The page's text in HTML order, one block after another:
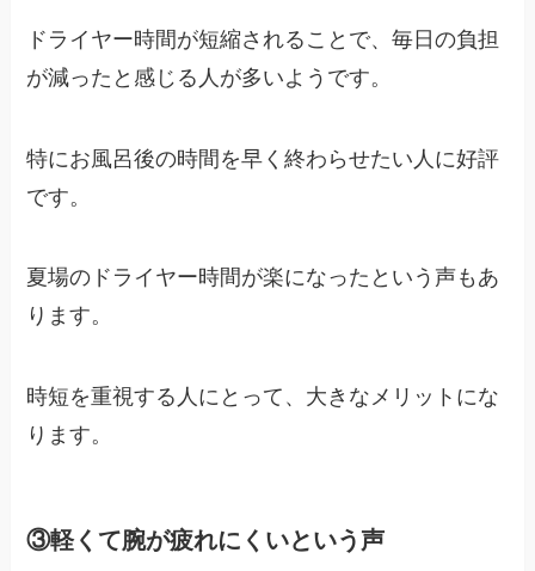
ドライヤー時間が短縮されることで、毎日の負担
が減ったと感じる人が多いようです。
特にお風呂後の時間を早く終わらせたい人に好評
です。
夏場のドライヤー時間が楽になったという声もあ
ります。
時短を重視する人にとって、大きなメリットにな
ります。
③軽くて腕が疲れにくいという声